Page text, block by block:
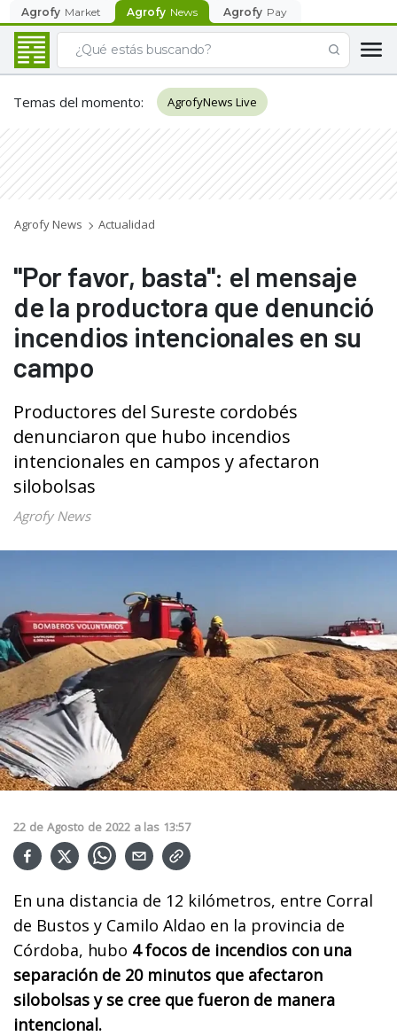
Agrofy Market Agrofy News Agrofy Pay
Temas del momento: AgrofyNews Live
Agrofy News Actualidad
"Por favor, basta": el mensaje
de la productora que denunció
incendios intencionales en su
campo
Productores del Sureste cordobés
denunciaron que hubo incendios
intencionales en campos y afectaron
silobolsas
Agrofy News
22 de Agosto de 2022 a las 13:57
En una distancia de 12 kilómetros, entre Corral
de Bustos y Camilo Aldao en la provincia de
Córdoba, hubo 4 focos de incendios con una
separación de 20 minutos que afectaron
silobolsas y se cree que fueron de manera
intencional.